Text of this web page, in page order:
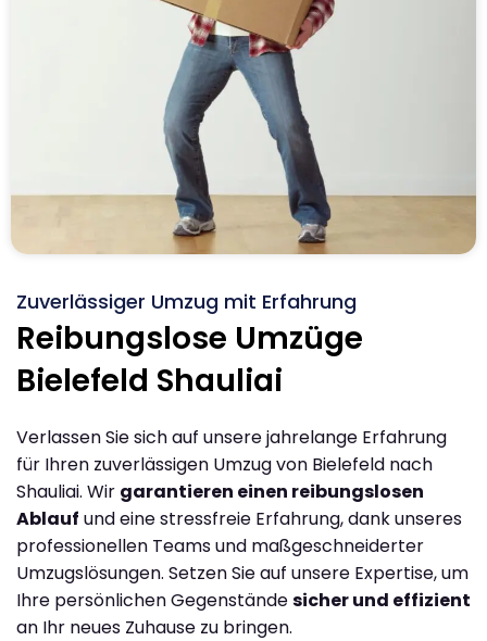
Zuverlässiger Umzug mit Erfahrung
Reibungslose Umzüge
Bielefeld Shauliai
Verlassen Sie sich auf unsere jahrelange Erfahrung
für Ihren zuverlässigen Umzug von Bielefeld nach
Shauliai. Wir garantieren einen reibungslosen
Ablauf und eine stressfreie Erfahrung, dank unseres
professionellen Teams und maßgeschneiderter
Umzugslösungen. Setzen Sie auf unsere Expertise, um
Ihre persönlichen Gegenständesicher und effizient
an Ihr neues Zuhause zu bringen.